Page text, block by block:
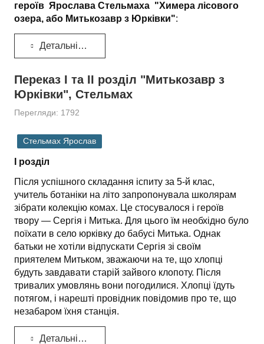
героїв Ярослава Стельмаха "Химера лісового
озера, або Митькозавр з Юрківки":
Детальніше...
Переказ І та ІІ розділ "Митькозавр з
Юрківки", Стельмах
Перегляди: 1792
Стельмах Ярослав
І розділ
Після успішного складання іспиту за 5-й клас,
учитель ботаніки на літо запропонувала школярам
зібрати колекцію комах. Це стосувалося і героїв
твору — Сергія і Митька. Для цього їм необхідно було
поїхати в село юрківку до бабусі Митька. Однак
батьки не хотіли відпускати Сергія зі своїм
приятелем Митьком, зважаючи на те, що хлопці
будуть завдавати старій зайвого клопоту. Після
тривалих умовлянь вони погодилися. Хлопці їдуть
потягом, і нарешті провідник повідомив про те, що
незабаром їхня станція.
Детальніше...